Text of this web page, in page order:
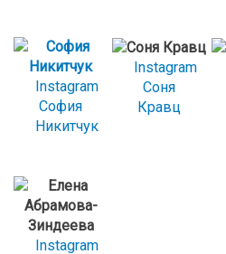
Instagram
София
Никитчук
Instagram
Соня
Кравц
Instagram